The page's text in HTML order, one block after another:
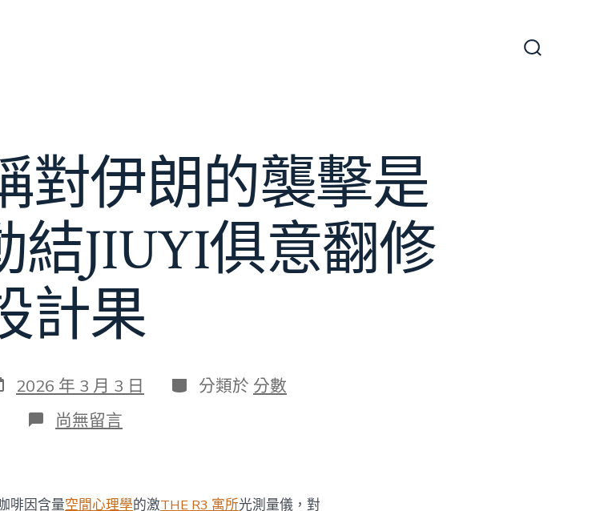
對伊朗的襲擊是
結JIUYI俱意翻修
計果
2026 年 3 月 3 日 分
類
分類於 分數
在
〈以
員
尚無留言
啡因含量空間心理學的激THE R3 寓所光測量儀，對